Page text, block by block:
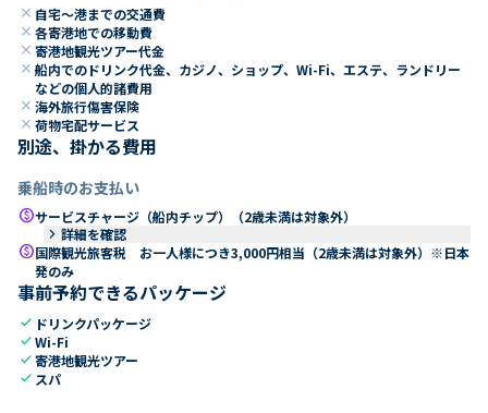
close 自宅～港までの交通費
close 各寄港地での移動費
close 寄港地観光ツアー代金
close 船内でのドリンク代金、カジノ、ショップ、Wi-Fi、エステ、ランドリー
などの個人的諸費用
close 海外旅行傷害保険
close 荷物宅配サービス
別途、掛かる費用
乗船時のお支払い
paidサービスチャージ（船内チップ）（2歳未満は対象外）
keyboard_arrow_right 詳細を確認
paid国際観光旅客税 お一人様につき3,000円相当（2歳未満は対象外）※日本
発のみ
事前予約できるパッケージ
check ドリンクパッケージ
checkWi-Fi
check寄港地観光ツアー
check スパ